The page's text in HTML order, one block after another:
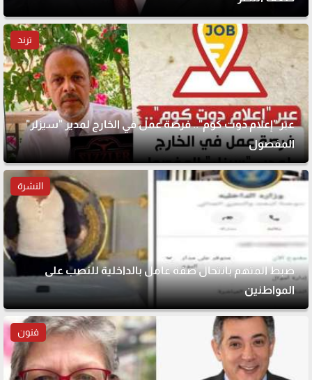
ترند
عبر "إعلام دوت كوم".. فرصة عمل في الخارج لمدير "سيزلر"
المفصول
النشرة
ضبط المتهم بانتحال صفة عامل بالداخلية للنصب على
المواطنين
فنون